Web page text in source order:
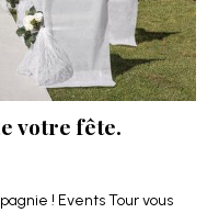
votre fête.
! Events Tour vous